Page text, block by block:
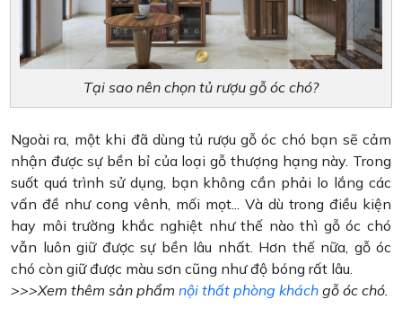
Tại sao nên chọn tủ rượu gỗ óc chó?
Ngoài ra, một khi đã dùng tủ rượu gỗ óc chó bạn sẽ cảm
nhận được sự bền bỉ của loại gỗ thượng hạng này. Trong
suốt quá trình sử dụng, bạn không cần phải lo lắng các
vấn đề như cong vênh, mối mọt... Và dù trong điều kiện
hay môi trường khắc nghiệt như thế nào thì gỗ óc chó
vẫn luôn giữ được sự bền lâu nhất. Hơn thế nữa, gỗ óc
chó còn giữ được màu sơn cũng như độ bóng rất lâu.
>>>Xem thêm sản phẩm nội thất phòng khách gỗ óc chó.